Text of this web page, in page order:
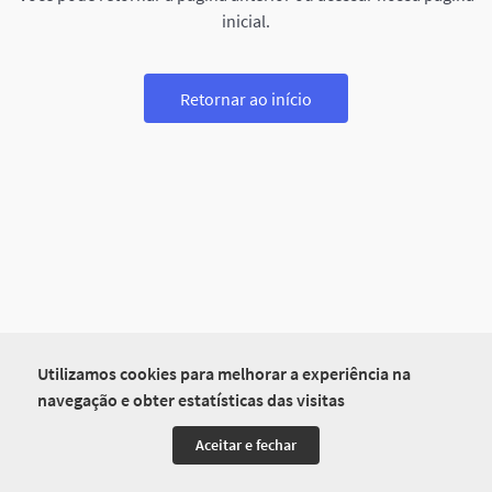
Utilizamos cookies para melhorar a experiência na
navegação e obter estatísticas das visitas
Aceitar e fechar
inicial.
Retornar ao início